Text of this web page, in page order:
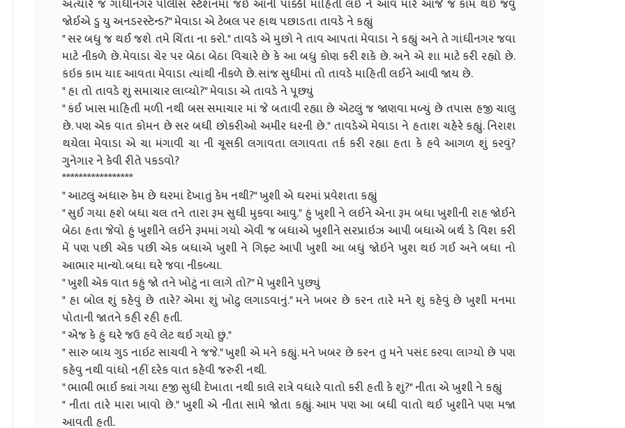
અત્યારે જ ગાંધીનગર પોલીસ સ્ટેશનમાં જઈ આની પાક્કી માહિતી લઈ ને આવ મારે આજે જ કામ થઈ જવુ
જોઈએ ડુ યુ અનડરસ્ટેન્ડ?" મેવાડા એ ટેબલ પર હાથ પછાડતા તાવડે ને કહ્યું
" સર બધુ જ થઈ જશે તમે ચિંતા ના કરો." તાવડે એ મુછો ને તાવ આપતાં મેવાડા ને કહ્યું અને તે ગાંધીનગર જવા
માટે નીકળે છે. મેવાડા ચેર પર બેઠા બેઠા વિચારે છે કે આ બધુ કોણ કરી શકે છે. અને એ શા માટે કરી રહ્યો છે.
કંઇક કામ યાદ આવતા મેવાડા ત્યાંથી નીકળે છે. સાંજ સુધીમાં તો તાવડે માહિતી લઈને આવી જાય છે.
" હા તો તાવડે શું સમાચાર લાવ્યો?" મેવાડા એ તાવડે ને પૂછ્યું
" કંઈ ખાસ માહિતી મળી નથી બસ સમાચાર માં જે બતાવી રહ્યા છે એટલું જ જાણવા મળ્યું છે તપાસ હજી ચાલુ
છે. પણ એક વાત કોમન છે સર બધી છોકરીઓ અમીર ધરની છે." તાવડેએ મેવાડા ને હતાશ ચહેરે કહ્યું. નિરાશ
થયેલા મેવાડા એ ચા મંગાવી ચા ની ચૂસકી લગાવતા લગાવતા તર્ક કરી રહ્યા હતા કે હવે આગળ શું કરવું?
ગુનેગાર ને કેવી રીતે પકડવો?
*****************
" આટલું અંધારુ કેમ છે ઘરમાં દેખાતું કેમ નથી?" ખુશી એ ઘરમાં પ્રવેશતા કહ્યું
" સુઈ ગયા હશે બધા ચલ તને તારા રૂમ સુધી મુકવા આવુ." હું ખુશી ને લઈને એના રૂમ બધા ખુશીની રાહ જોઈને
બેઠા હતા જેવો હું ખુશીને લઈને રૂમમાં ગયો એવી જ બધાએ ખુશીને સરપ્રાઇઝ આપી બધાએ બર્થ ડે વિશ કરી
મેં પણ પછી એક પછી એક બધાએ ખુશી ને ગિફ્ટ આપી ખુશી આ બધું જોઇને ખુશ થઇ ગઈ અને બધા નો
આભાર માન્યો. બધા ઘરે જવા નીકળ્યા.
" ખુશી એક વાત કહું જો તને ખોટું ના લાગે તો?" મે ખુશીને પુછ્યું
" હા બોલ શું કહેવું છે તારે? એમા શું ખોટુ લગાડવાનું." મને ખબર છે કરન તારે મને શું કહેવું છે ખુશી મનમા
પોતાની જાતને કહી રહી હતી.
" એજ કે હું ઘરે જઉ હવે લેટ થઈ ગયો છું."
" સારુ બાય ગુડ નાઇટ સાચવી ને જજે." ખુશી એ મને કહ્યું. મને ખબર છે કરન તુ મને પસંદ કરવા લાગ્યો છે પણ
કહેવુ નથી વાંધો નહીં દરેક વાત કહેવી જરુરી નથી.
" ભાભી ભાઈ ક્યાં ગયા હજી સુધી દેખાતા નથી કાલે રાત્રે વધારે વાતો કરી હતી કે શું?" નીતા એ ખુશી ને કહ્યું
" નીતા તારે મારા ખાવો છે." ખુશી એ નીતા સામે જોતા કહ્યું. આમ પણ આ બધી વાતો થઈ ખુશીને પણ મજા
આવતી હતી.